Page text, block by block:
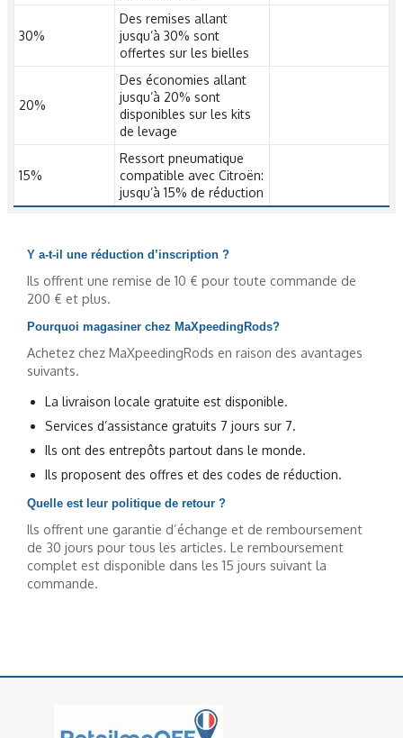
30%
Des remises allant
jusqu’à 30% sont
offertes sur les bielles
20%
Des économies allant
jusqu’à 20% sont
disponibles sur les kits
de levage
15%
Ressort pneumatique
compatible avec Citroën:
jusqu’à 15% de réduction
Y a-t-il une réduction d’inscription ?
Ils offrent une remise de 10 € pour toute commande de
200 € et plus.
Pourquoi magasiner chez MaXpeedingRods?
Achetez chez MaXpeedingRods en raison des avantages
suivants.
La livraison locale gratuite est disponible.
Services d’assistance gratuits 7 jours sur 7.
Ils ont des entrepôts partout dans le monde.
Ils proposent des offres et des codes de réduction.
Quelle est leur politique de retour ?
Ils offrent une garantie d’échange et de remboursement
de 30 jours pour tous les articles. Le remboursement
complet est disponible dans les 15 jours suivant la
commande.